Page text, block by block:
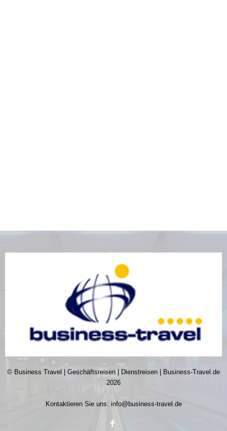
© Business Travel | Geschäftsreisen | Dienstreisen | Business-Travel.de
2026
Kontaktieren Sie uns: info@business-travel.de